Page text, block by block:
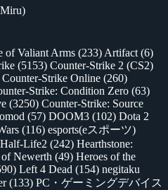
of Valiant Arms (233) Artifact (6)
(5153) Counter-Strike 2 (CS2)
Counter-Strike Online (260)
Strike: Condition Zero (63)
(3250) Counter-Strike: Source
(57) DOOM3 (102) Dota 2
(116) esports(eスポーツ)
Half-Life2 (242) Hearthstone:
Newerth (49) Heroes of the
Left 4 Dead (154) negitaku
(133) PC・ゲーミングデバイス